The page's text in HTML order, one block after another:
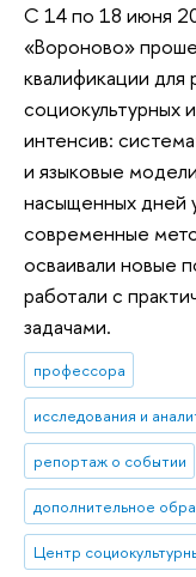
С 14 по 18 июня
«Вороново»
квалификации
социокультурных
интенсив:
и языковые
насыщенных дней
современные
осваивали новые
работали с
задачами.
профессора
исследования и
репортаж о событии
дополнительное
Центр